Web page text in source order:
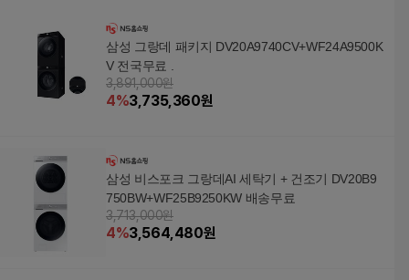
삼성 그랑데 패키지 DV20A9740CV+WF24A9500K
V 전국무료 .
3,891,000원
4%3,735,360원
삼성 비스포크 그랑데AI 세탁기 + 건조기 DV20B9
750BW+WF25B9250KW 배송무료
3,713,000원
4%3,564,480원